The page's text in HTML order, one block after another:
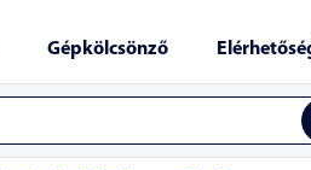
Gépkölcsönző